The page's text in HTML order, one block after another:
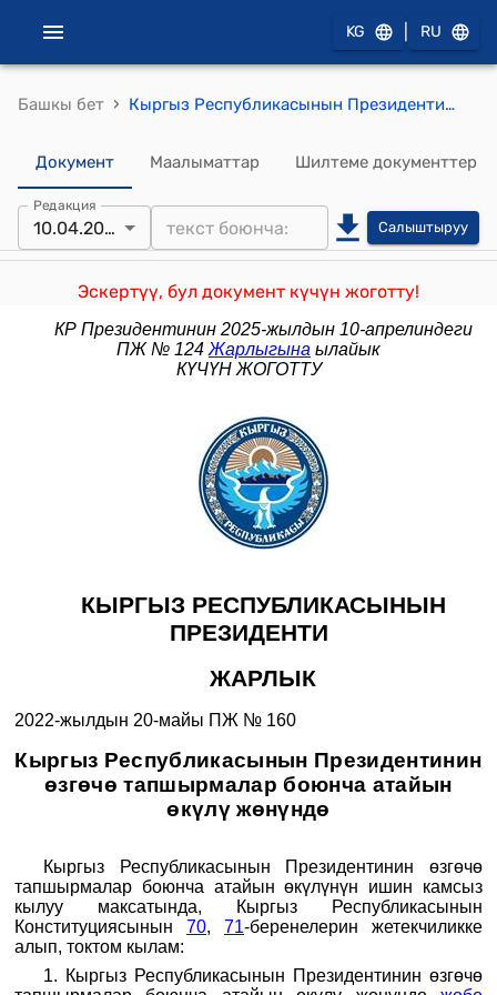
KG RU
Башкы бет › Кыргыз Республикасынын Президентинин 2022-жылдын 20-майындагы ПЖ N 160 "Кыргыз Республикасынын Президентинин өзгөчө тапшырмалар боюнча атайын өкүлү жөнүндө" Жарлыгы
Документ Маалыматтар Шилтеме документтер
Редакция
10.04.2025 Салыштыруу
Эскертүү, бул документ күчүн жоготту!